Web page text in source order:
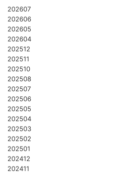
202607
202606
202605
202604
202512
202511
202510
202508
202507
202506
202505
202504
202503
202502
202501
202412
202411